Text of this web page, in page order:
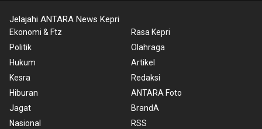
Jelajahi ANTARA News Kepri
Ekonomi & Ftz
Politik
Hukum
Kesra
Hiburan
Jagat
Nasional
Rasa Kepri
Olahraga
Artikel
Redaksi
ANTARA Foto
BrandA
RSS